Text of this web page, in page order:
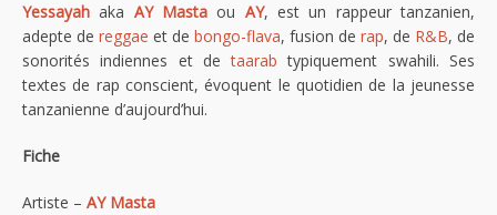
Yessayah aka AY Masta ou AY, est un rappeur tanzanien,
adepte de reggae et de bongo-flava, fusion de rap, de R&B, de
sonorités indiennes et detaarab typiquement swahili. Ses
textes de rap conscient, évoquent le quotidien de la jeunesse
tanzanienne d’aujourd’hui.
Fiche
Artiste – AY Masta